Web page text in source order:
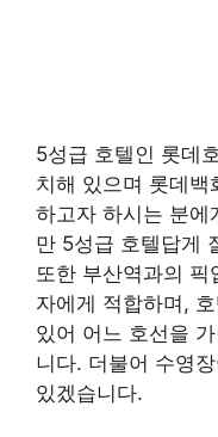
5성급 호텔인 롯데
치해 있으며 롯데백
하고자 하시는 분에
만 5성급 호텔답게
또한 부산역과의 픽
자에게 적합하며,
있어 어느 호선을
니다. 더불어 수영
있겠습니다.